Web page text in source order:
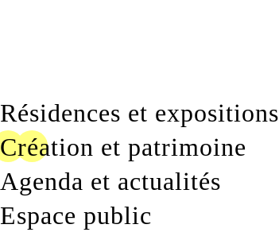
Résidences et expositions
Création et patrimoine
Agenda et actualités
Espace public